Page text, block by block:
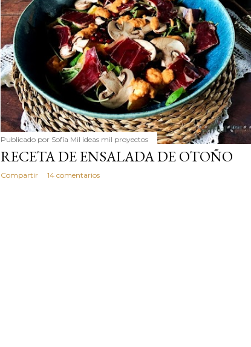
Publicado por Sofía Mil ideas mil proyectos
RECETA DE ENSALADA DE OTOÑO
Compartir 14 comentarios